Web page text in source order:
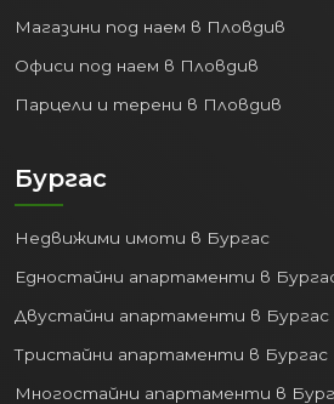
Магазини под наем в Пловдив
Офиси под наем в Пловдив
Парцели и терени в Пловдив
Бургас
Недвижими имоти в Бургас
Едностайни апартаменти в
Двустайни апартаменти в Бургас
Тристайни апартаменти в Бургас
Многостайни апартаменти в